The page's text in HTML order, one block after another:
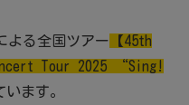
よる全国ツアー 【45th
Tour 2025 “Sing!
ます。